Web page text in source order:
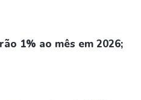
1% ao mês em 2026;